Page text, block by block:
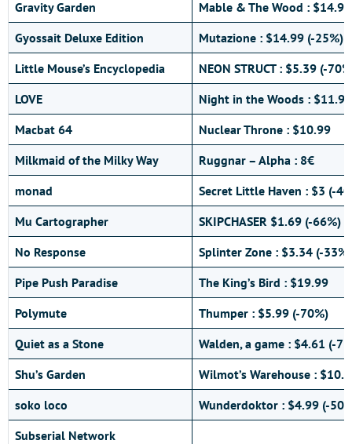
Gravity Garden
Mable & The Wood : $14.99
Gyossait Deluxe Edition
Mutazione : $14.99 (-25%)
Little Mouse’s Encyclopedia
NEON STRUCT : $5.39 (-
LOVE
Night in the Woods :
Macbat 64
Nuclear Throne : $10.99
Milkmaid of the Milky Way
Ruggnar – Alpha : 8€
monad
Secret Little Haven : $3 (-
Mu Cartographer
SKIPCHASER $1.69 (-66%)
No Response
Splinter Zone : $3.34 (-33%)
Pipe Push Paradise
The King’s Bird : $19.99
Polymute
Thumper : $5.99 (-70%)
Quiet as a Stone
Walden, a game : $4.61 (-
Shu’s Garden
Wilmot’s Warehouse :
soko loco
Wunderdoktor : $4.99 (-
Subserial Network